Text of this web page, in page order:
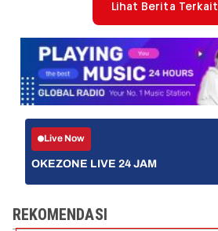
Lihat Berita Terkait
Live Now
OKEZONE LIVE 24 JAM